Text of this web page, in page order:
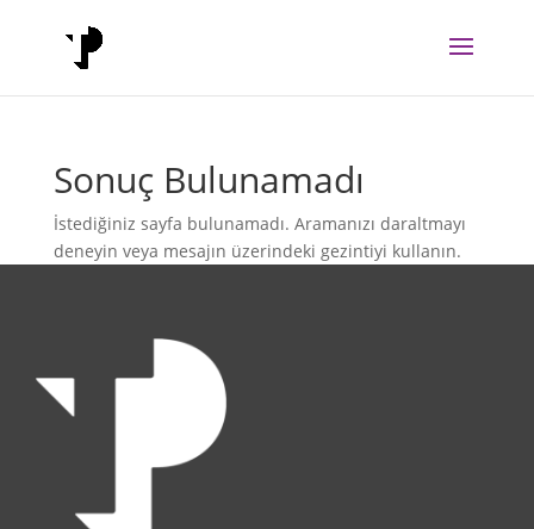
Sonuç Bulunamadı
İstediğiniz sayfa bulunamadı. Aramanızı daraltmayı
deneyin veya mesajın üzerindeki gezintiyi kullanın.